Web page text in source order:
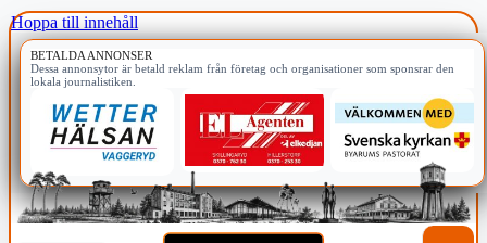
Hoppa till innehåll
BETALDA ANNONSER
Dessa annonsytor är betald reklam från företag och organisationer som sponsrar den
lokala journalistiken.